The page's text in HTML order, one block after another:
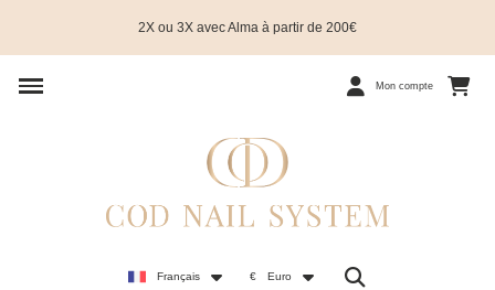
2X ou 3X avec Alma à partir de 200€
Mon compte
Français € Euro